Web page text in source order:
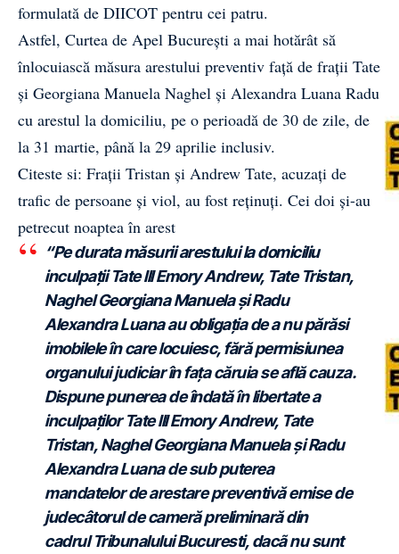
formulată de DIICOT pentru cei patru.
Astfel, Curtea de Apel Bucureşti a mai hotărât să
înlocuiască măsura arestului preventiv faţă de fraţii Tate
şi Georgiana Manuela Naghel şi Alexandra Luana Radu
cu arestul la domiciliu, pe o perioadă de 30 de zile, de
la 31 martie, până la 29 aprilie inclusiv.
Citeste si: Frații Tristan și Andrew Tate, acuzați de
trafic de persoane și viol, au fost reținuți. Cei doi și-au
petrecut noaptea în arest
“Pe durata măsurii arestului la domiciliu
inculpaţii Tate III Emory Andrew, Tate Tristan,
Naghel Georgiana Manuela şi Radu
Alexandra Luana au obligaţia de a nu părăsi
imobilele în care locuiesc, fără permisiunea
organului judiciar în faţa căruia se află cauza.
Dispune punerea de îndată în libertate a
inculpaţilor Tate III Emory Andrew, Tate
Tristan, Naghel Georgiana Manuela şi Radu
Alexandra Luana de sub puterea
mandatelor de arestare preventivă emise de
judecâtorul de cameră preliminară din
cadrul Tribunalului Bucuresti, dacã nu sunt